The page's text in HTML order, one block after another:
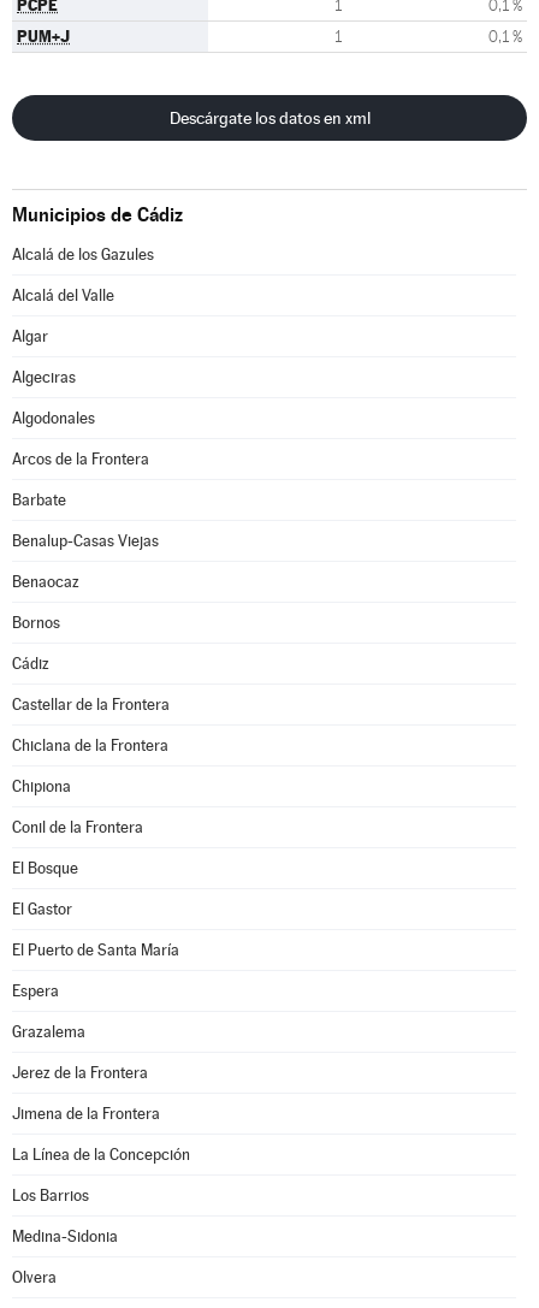
PCPE 1 0,1 %
PUM+J 1 0,1 %
Descárgate los datos en xml
Municipios de Cádiz
Alcalá de los Gazules
Alcalá del Valle
Algar
Algeciras
Algodonales
Arcos de la Frontera
Barbate
Benalup-Casas Viejas
Benaocaz
Bornos
Cádiz
Castellar de la Frontera
Chiclana de la Frontera
Chipiona
Conil de la Frontera
El Bosque
El Gastor
El Puerto de Santa María
Espera
Grazalema
Jerez de la Frontera
Jimena de la Frontera
La Línea de la Concepción
Los Barrios
Medina-Sidonia
Olvera